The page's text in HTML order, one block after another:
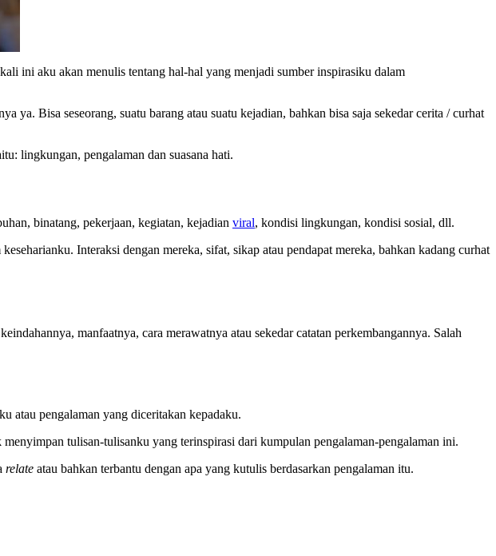
ini aku akan menulis tentang hal-hal yang menjadi sumber inspirasiku dalam
ya. Bisa seseorang, suatu barang atau suatu kejadian, bahkan bisa saja sekedar cerita / curhat
lingkungan, pengalaman dan suasana hati.
binatang, pekerjaan, kegiatan, kejadian viral, kondisi lingkungan, kondisi sosial, dll.
Interaksi dengan mereka, sifat, sikap atau pendapat mereka, bahkan kadang curhat
manfaatnya, cara merawatnya atau sekedar catatan perkembangannya. Salah
atau pengalaman yang diceritakan kepadaku.
tulisan-tulisanku yang terinspirasi dari kumpulan pengalaman-pengalaman ini.
relate atau bahkan terbantu dengan apa yang kutulis berdasarkan pengalaman itu.